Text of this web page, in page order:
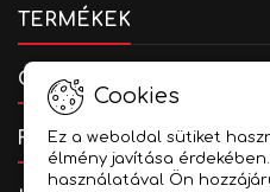
TERMÉKEK
CÉGADATOK
FIÓKOD
Cookies
Ez a weboldal sütiket
élmény javítása
használatával Ön